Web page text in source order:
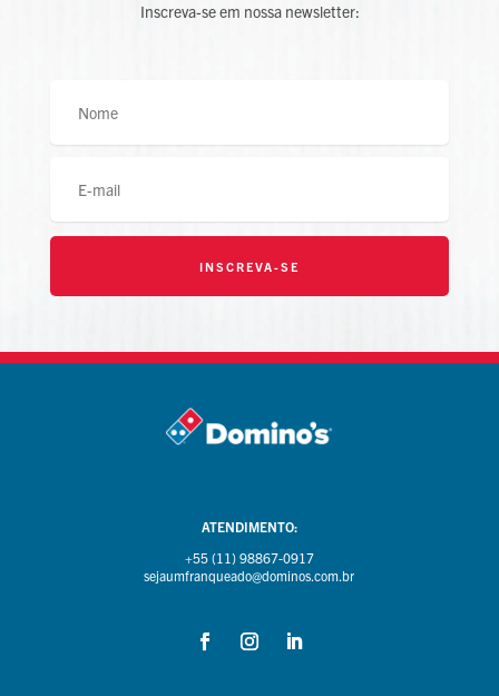
Inscreva-se em nossa newsletter:
INSCREVA-SE
ATENDIMENTO:
+55 (11) 98867-0917
sejaumfranqueado@dominos.com.br